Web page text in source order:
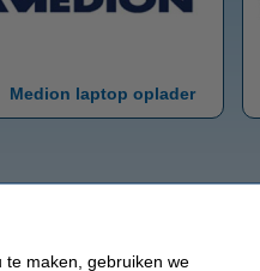
Medion laptop oplader
te maken, gebruiken we